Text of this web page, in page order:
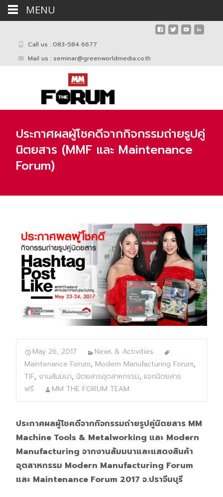
Call us : 083-584 6677
Mail us : seminar@greenworldmedia.co.th
ประกาศผลผู้โชคดีจากกิจกรรมถ่ายรูปคู่
นิตยสาร (MMF และ Maintenance
Forum)
May 26, 2017
News & Activities
Maintenance Forum, Modern Manufacturing Forum,
TIF, งานสัมมนา, นิตยสารอุตสาหกรรม, แจกนิตยสาร
ฟรี
MM THE FORUM TEAM
ประกาศผลผู้โชคดีจากกิจกรรมถ่ายรูปคู่นิตยสาร MM
Machine Tools & Metalworking และ Modern
Manufacturing จากงานสัมมนาและแสดงสินค้า
อุตสาหกรรม Modern Manufacturing Forum
และ Maintenance Forum 2017 จ.ปราจีนบุรี
MENU